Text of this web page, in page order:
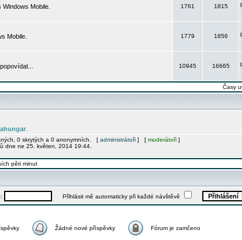
Mobile.
1761 1815
Mobile.
1779 1856
10945 16665
Časy
0 skrytých a 0 anonymních. [ administrátoři ] [ moderátoři ]
dne ne 25. květen, 2014 19:44.
pěti minut
Přihlásit mě automaticky při každé návštěvě
Žádné nové příspěvky Fórum je zamčeno